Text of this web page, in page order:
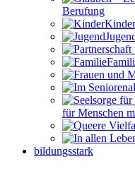
Berufung
Kinder
für Menschen
bildungsstark